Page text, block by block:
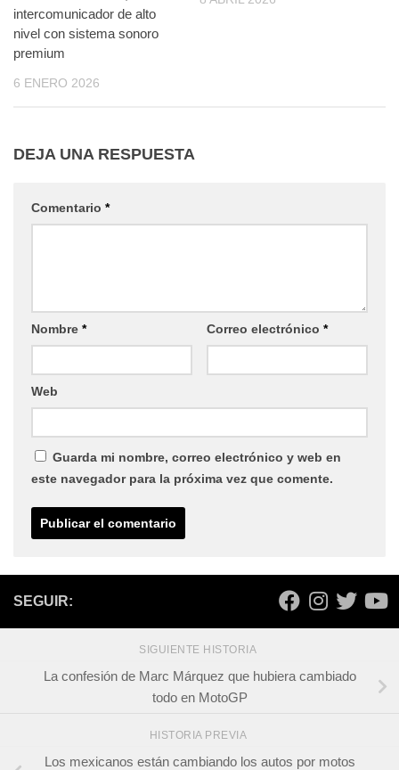
intercomunicador de alto
nivel con sistema sonoro
premium
6 ENERO 2026
DEJA UNA RESPUESTA
Comentario *
Nombre * Correo electrónico *
Web
Guarda mi nombre, correo electrónico y web en
este navegador para la próxima vez que comente.
SEGUIR:
SIGUIENTE HISTORIA
La confesión de Marc Márquez que hubiera cambiado
todo en MotoGP
HISTORIA PREVIA
Los mexicanos están cambiando los autos por motos